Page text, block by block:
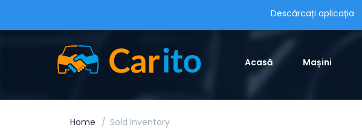
Descărcați aplicația
Acasă Mașini
Home Sold Inventory